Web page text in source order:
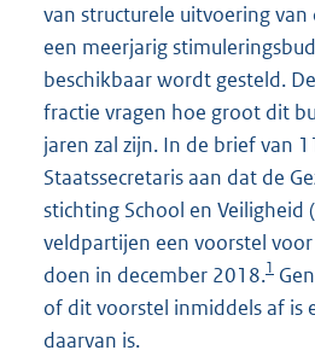
van structurele uitvoering
een meerjarig
beschikbaar wordt gesteld.
fractie vragen hoe groot dit
jaren zal zijn. In de brief van
Staatssecretaris aan dat de
stichting School en Veiligheid
veldpartijen een voorstel
doen in december 2018.1
of dit voorstel inmiddels af is
daarvan is.